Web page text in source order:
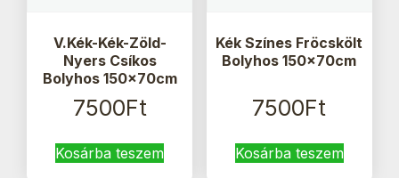
V.Kék-Kék-Zöld-
Nyers Csíkos
Bolyhos 150x70cm
7500Ft
Kosárba teszem
Kék Színes Fröcskölt
Bolyhos 150x70cm
7500Ft
Kosárba teszem